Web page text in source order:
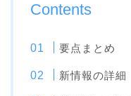
Contents
要点まとめ
新情報の詳細